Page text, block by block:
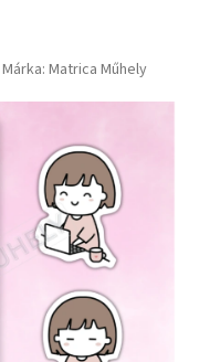
Márka: Matrica Műhely